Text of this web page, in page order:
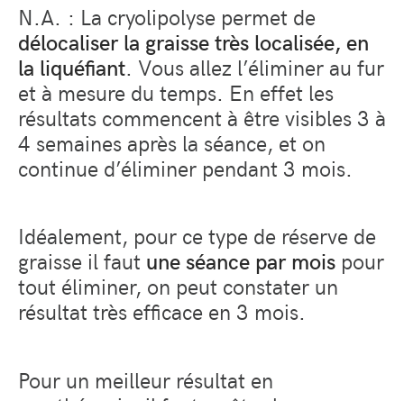
N.A. : La cryolipolyse permet de
délocaliser la graisse très localisée, en
la liquéfiant. Vous allez l’éliminer au fur
et à mesure du temps. En effet les
résultats commencent à être visibles 3 à
4 semaines après la séance, et on
continue d’éliminer pendant 3 mois.
Idéalement, pour ce type de réserve de
graisse il faut une séance par mois pour
tout éliminer, on peut constater un
résultat très efficace en 3 mois.
Pour un meilleur résultat en